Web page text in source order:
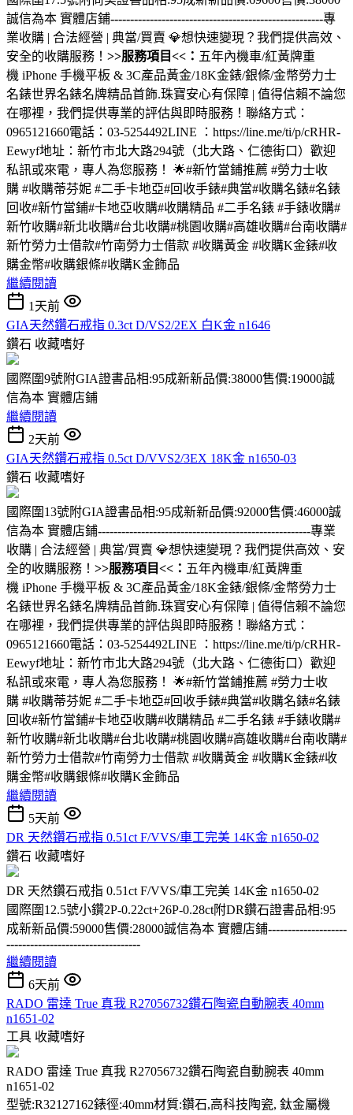
誠信為本 實體店鋪------------------------------------------------------專
業收購 | 合法經營 | 典當/買賣 💎想快速變現？我們提供高效、
安全的收購服務！ >>服務項目<<： 五年內機車/紅黃牌重
機 iPhone 手機平板 & 3C產品黃金/18K金錶/銀條/金幣勞力士
名錶世界名錶名牌精品首飾.珠寶安心有保障 | 值得信賴不論您
在哪裡，我們提供專業的評估與即時服務！聯絡方式：
0965121660電話：03-5254492LINE ：https://line.me/ti/p/cRHR-
Eewyf地址：新竹市北大路294號（北大路、仁德街口）歡迎
私訊或來電，專人為您服務！ 🌟#新竹當鋪推薦 #勞力士收
購 #收購蒂芬妮 #二手卡地亞#回收手錶#典當#收購名錶#名錶
回收#新竹當鋪#卡地亞收購#收購精品 #二手名錶 #手錶收購#
新竹收購#新北收購#台北收購#桃園收購#高雄收購#台南收購#
新竹勞力士借款#竹南勞力士借款 #收購黃金 #收購K金錶#收
購金幣#收購銀條#收購K金飾品
繼續閱讀
1天前
GIA天然鑽石戒指 0.3ct D/VS2/2EX 白K金 n1646
鑽石 收藏嗜好
國際圍9號附GIA證書品相:95成新新品價:38000售價:19000誠
信為本 實體店鋪
繼續閱讀
2天前
GIA天然鑽石戒指 0.5ct D/VVS2/3EX 18K金 n1650-03
鑽石 收藏嗜好
國際圍13號附GIA證書品相:95成新新品價:92000售價:46000誠
信為本 實體店鋪------------------------------------------------------專業
收購 | 合法經營 | 典當/買賣 💎想快速變現？我們提供高效、安
全的收購服務！ >>服務項目<<： 五年內機車/紅黃牌重
機 iPhone 手機平板 & 3C產品黃金/18K金錶/銀條/金幣勞力士
名錶世界名錶名牌精品首飾.珠寶安心有保障 | 值得信賴不論您
在哪裡，我們提供專業的評估與即時服務！聯絡方式：
0965121660電話：03-5254492LINE ：https://line.me/ti/p/cRHR-
Eewyf地址：新竹市北大路294號（北大路、仁德街口）歡迎
私訊或來電，專人為您服務！ 🌟#新竹當鋪推薦 #勞力士收
購 #收購蒂芬妮 #二手卡地亞#回收手錶#典當#收購名錶#名錶
回收#新竹當鋪#卡地亞收購#收購精品 #二手名錶 #手錶收購#
新竹收購#新北收購#台北收購#桃園收購#高雄收購#台南收購#
新竹勞力士借款#竹南勞力士借款 #收購黃金 #收購K金錶#收
購金幣#收購銀條#收購K金飾品
繼續閱讀
5天前
DR 天然鑽石戒指 0.51ct F/VVS/車工完美 14K金 n1650-02
鑽石 收藏嗜好
DR 天然鑽石戒指 0.51ct F/VVS/車工完美 14K金 n1650-02
國際圍12.5號小鑽2P-0.22ct+26P-0.28ct附DR鑽石證書品相:95
成新新品價:59000售價:28000誠信為本 實體店鋪--------------------
----------------------------------
繼續閱讀
6天前
RADO 雷達 True 真我 R27056732鑽石陶瓷自動腕表 40mm
n1651-02
工具 收藏嗜好
RADO 雷達 True 真我 R27056732鑽石陶瓷自動腕表 40mm
n1651-02
型號:R32127162錶徑:40mm材質:鑽石,高科技陶瓷, 鈦金屬機